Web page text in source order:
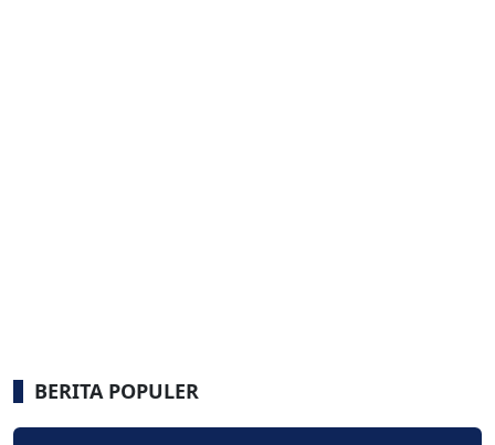
BERITA POPULER